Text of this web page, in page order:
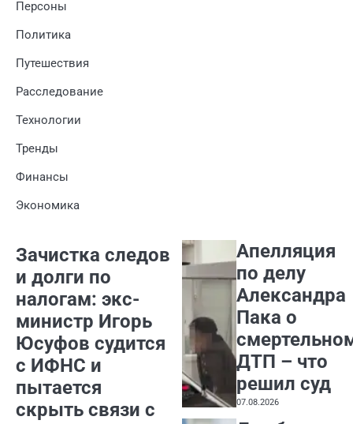
Персоны
Политика
Путешествия
Расследование
Технологии
Тренды
Финансы
Экономика
Зачистка следов
и долги по
налогам: экс-
министр Игорь
Юсуфов судится
с ИФНС и
пытается
скрыть связи с
Апелляция
по делу
Александра
Пака о
ДТП – что
решил суд
07.08.2026